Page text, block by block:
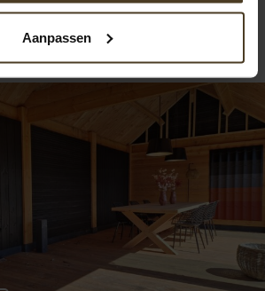
Aanpassen
voor het creëren van een sfeervolle
kan genieten van jouw tuin,